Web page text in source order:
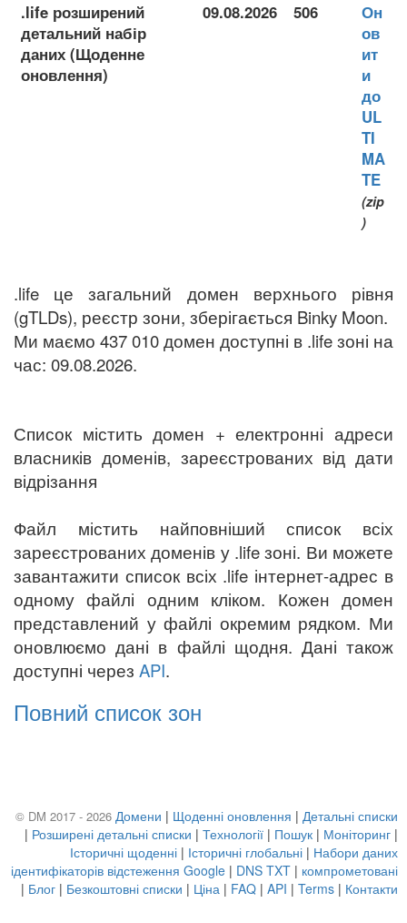
.life розширений
детальний набір
даних (Щоденне
оновлення)
09.08.2026 506
Он
ов
ит
и
до
UL
TI
MA
TE
(zip
)
.life це загальний домен верхнього рівня
(gTLDs), реєстр зони, зберігається Binky Moon.
Ми маємо 437 010 домен доступні в .life зоні на
час: 09.08.2026.
Список містить домен + електронні адреси
власників доменів, зареєстрованих від дати
відрізання
Файл містить найповніший список всіх
зареєстрованих доменів у .life зоні. Ви можете
завантажити список всіх .life інтернет-адрес в
одному файлі одним кліком. Кожен домен
представлений у файлі окремим рядком. Ми
оновлюємо дані в файлі щодня. Дані також
доступні через API.
Повний список зон
© DM 2017 - 2026 Домени | Щоденні оновлення | Детальні списки
| Розширені детальні списки | Технології | Пошук | Моніторинг |
Історичні щоденні | Історичні глобальні | Набори даних
ідентифікаторів відстеження Google | DNS TXT | компрометовані
| Блог | Безкоштовні списки | Ціна | FAQ | API | Terms | Контакти